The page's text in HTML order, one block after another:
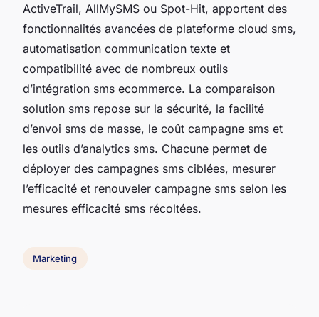
ActiveTrail, AllMySMS ou Spot-Hit, apportent des
fonctionnalités avancées de plateforme cloud sms,
automatisation communication texte et
compatibilité avec de nombreux outils
d’intégration sms ecommerce. La comparaison
solution sms repose sur la sécurité, la facilité
d’envoi sms de masse, le coût campagne sms et
les outils d’analytics sms. Chacune permet de
déployer des campagnes sms ciblées, mesurer
l’efficacité et renouveler campagne sms selon les
mesures efficacité sms récoltées.
Marketing